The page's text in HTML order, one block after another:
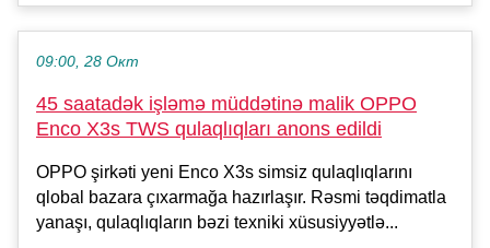
09:00, 28 Окт
45 saatadək işləmə müddətinə malik OPPO
Enco X3s TWS qulaqlıqları anons edildi
OPPO şirkəti yeni Enco X3s simsiz qulaqlıqlarını
qlobal bazara çıxarmağa hazırlaşır. Rəsmi təqdimatla
yanaşı, qulaqlıqların bəzi texniki xüsusiyyətlə...